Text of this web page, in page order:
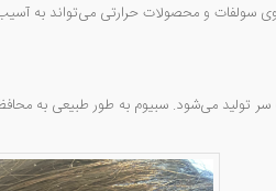
سولفات و محصولات حرارتی می‌تواند به
تولید می‌شود. سبیوم به طور طبیعی به